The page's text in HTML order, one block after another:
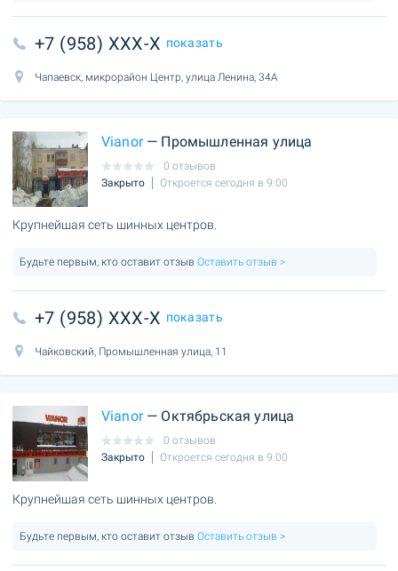
+7 (958) XXX-X показать
Чапаевск, микрорайон Центр, улица Ленина, 34А
Vianor— Промышленная улица
0 отзывов
Закрыто
Откроется сегодня в 9:00
Крупнейшая сеть шинных центров.
Будьте первым, кто оставит отзыв Оставить отзыв >
+7 (958) XXX-X показать
Чайковский, Промышленная улица, 11
Vianor— Октябрьская улица
0 отзывов
Закрыто
Откроется сегодня в 9:00
Крупнейшая сеть шинных центров.
Будьте первым, кто оставит отзыв Оставить отзыв >